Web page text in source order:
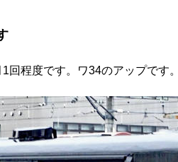
程度です。ワ34のアップです。